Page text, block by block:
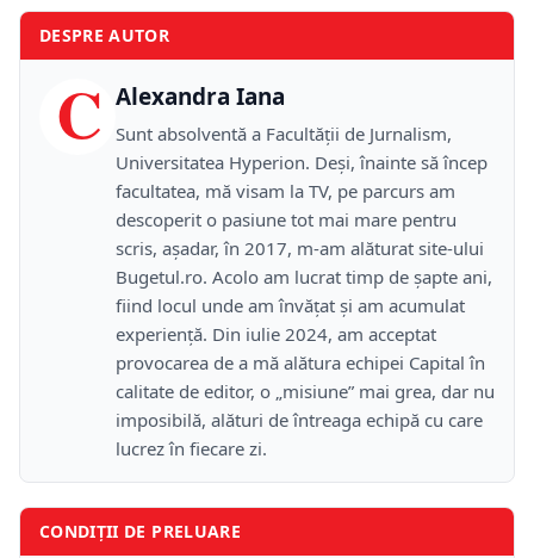
DESPRE AUTOR
C Alexandra Iana
Sunt absolventă a Facultății de Jurnalism,
Universitatea Hyperion. Deși, înainte să încep
facultatea, mă visam la TV, pe parcurs am
descoperit o pasiune tot mai mare pentru
scris, așadar, în 2017, m-am alăturat site-ului
Bugetul.ro. Acolo am lucrat timp de șapte ani,
fiind locul unde am învățat și am acumulat
experiență. Din iulie 2024, am acceptat
provocarea de a mă alătura echipei Capital în
calitate de editor, o „misiune” mai grea, dar nu
imposibilă, alături de întreaga echipă cu care
lucrez în fiecare zi.
CONDIȚII DE PRELUARE